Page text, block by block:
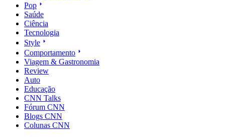
Pop
Saúde
Ciência
Tecnologia
Style
Comportamento
Viagem & Gastronomia
Review
Auto
Educação
CNN Talks
Fórum CNN
Blogs CNN
Colunas CNN